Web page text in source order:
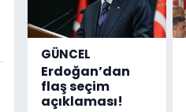
GÜNCEL
Erdoğan’dan
flaş seçim
açıklaması!